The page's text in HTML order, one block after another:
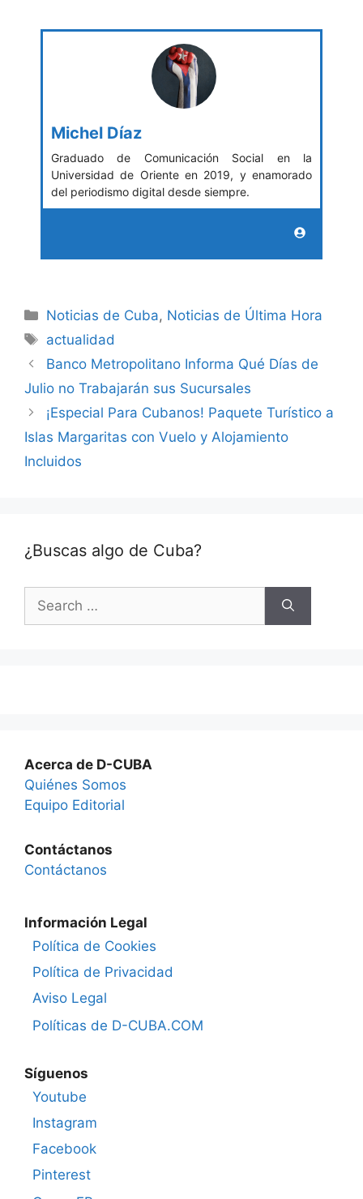
Michel Díaz
Graduado de Comunicación Social en la
Universidad de Oriente en 2019, y enamorado
del periodismo digital desde siempre.
Categories
Noticias de Cuba, Noticias de Última Hora
Tags
actualidad
Banco Metropolitano Informa Qué Días de
Julio no Trabajarán sus Sucursales
¡Especial Para Cubanos! Paquete Turístico a
Islas Margaritas con Vuelo y Alojamiento
Incluidos
¿Buscas algo de Cuba?
for:
Acerca de D-CUBA
Quiénes Somos
Equipo Editorial
Contáctanos
Contáctanos
Información Legal
Política de Cookies
Política de Privacidad
Aviso Legal
Políticas de D-CUBA.COM
Síguenos
Youtube
Instagram
Facebook
Pinterest